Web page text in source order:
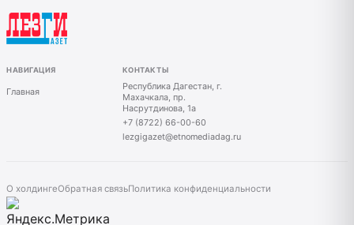
НАВИГАЦИЯ
Главная
КОНТАКТЫ
Республика Дагестан, г.
Махачкала, пр.
Насрутдинова, 1а
+7 (8722) 66-00-60
lezgigazet@etnomediadag.ru
О холдингеОбратная связьПолитика конфиденциальности